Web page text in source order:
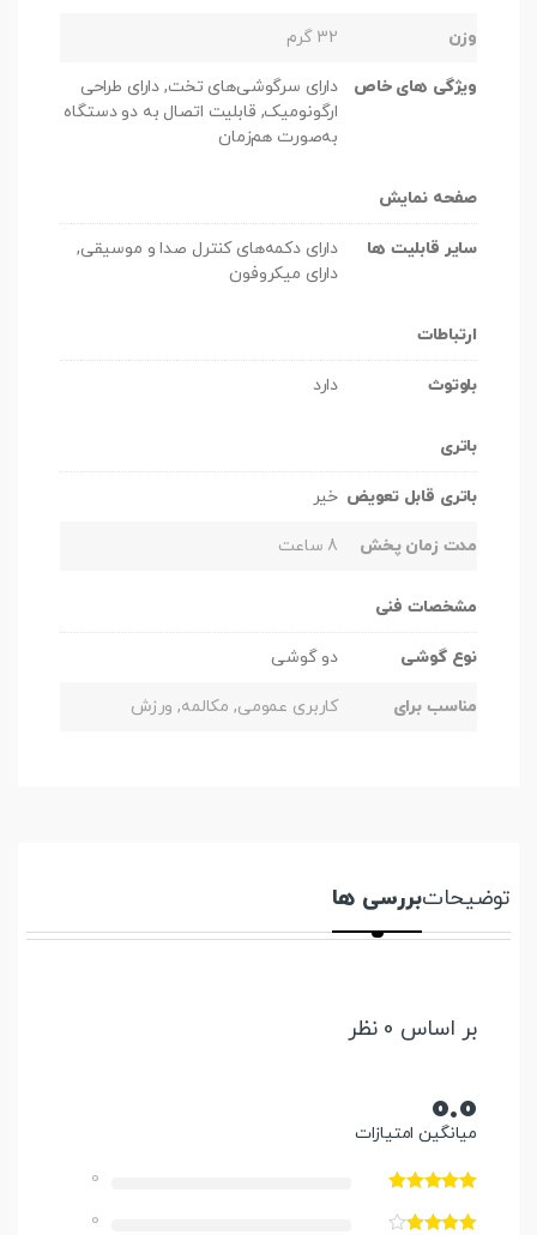
وزن 32 گرم
ویژگی های خاص
دارای سرگوشی‌های تخت, دارای طراحی
ارگونومیک, قابلیت اتصال به دو دستگاه
به‌صورت هم‌زمان
صفحه نمایش
سایر قابلیت ها
دارای دکمه‌های کنترل صدا و موسیقی,
دارای میکروفون
ارتباطات
بلوتوث دارد
باتری
باتری قابل تعویض خیر
مدت زمان پخش 8 ساعت
مشخصات فنی
نوع گوشی دو گوشی
مناسب برای کاربری عمومی, مکالمه, ورزش
توضیحاتبررسی ها
بر اساس 0 نظر
0.0
میانگین امتیازات
0
0